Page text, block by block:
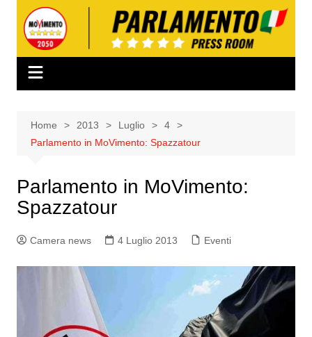
contenuto
Home 2013 Luglio
4
Parlamento in MoVimento: Spazzatour
Parlamento in MoVimento:
Spazzatour
Camera news 4 Luglio 2013 Eventi